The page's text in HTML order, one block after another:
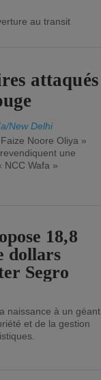
au transit
attaqués
New Delhi
Noore Oliya »
une
NCC Wafa »
18,8
dollars
Segro
naissance à un géant
et de la gestion